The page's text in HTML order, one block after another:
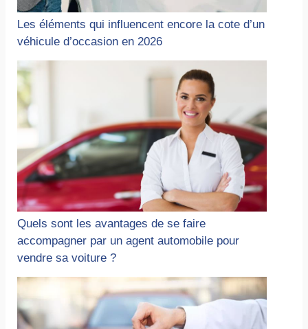
Les éléments qui influencent encore la cote d’un
véhicule d’occasion en 2026
Quels sont les avantages de se faire
accompagner par un agent automobile pour
vendre sa voiture ?